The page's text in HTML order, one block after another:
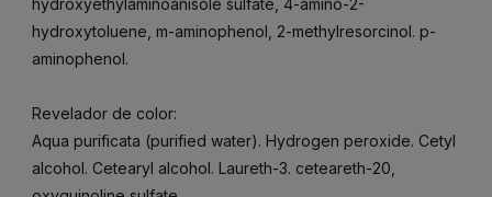
hydroxyethylaminoanisole sulfate, 4-amino-2-
hydroxytoluene, m-aminophenol, 2-methylresorcinol. p-
aminophenol.
Revelador de color:
Aqua purificata (purified water). Hydrogen peroxide. Cetyl
alcohol. Cetearyl alcohol. Laureth-3. ceteareth-20,